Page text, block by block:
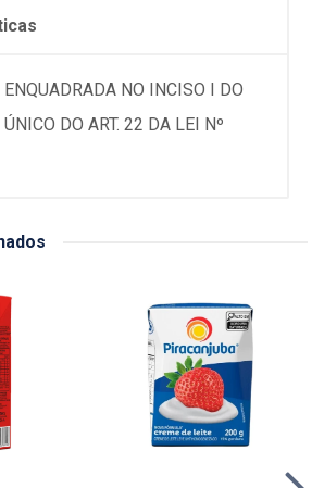
NO INCISO I DO
DO ART. 22 DA LEI Nº